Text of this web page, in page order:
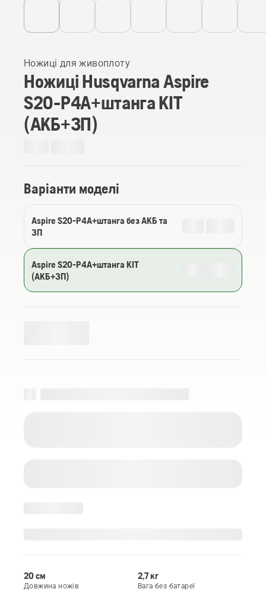
Ножиці для живоплоту
Ножиці Husqvarna Aspire
S20-P4A+штанга KIT
(АКБ+ЗП)
Варіанти моделі
Aspire S20-P4A+штанга без АКБ та
ЗП
Aspire S20-P4A+штанга KIT
(АКБ+ЗП)
20 см
Довжина ножів
2,7 кг
Вага без батареї